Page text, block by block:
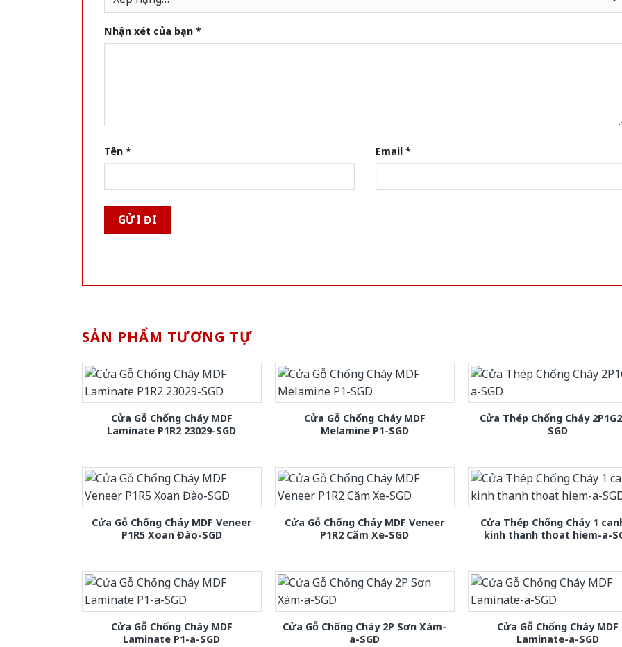
Nhận xét của bạn *
Tên * Email *
SẢN PHẨM TƯƠNG TỰ
Cửa Gỗ Chống Cháy MDF
Laminate P1R2 23029-SGD
Cửa Gỗ Chống Cháy MDF
Melamine P1-SGD
Cửa Thép Chống Cháy
SGD
Cửa Gỗ Chống Cháy MDF Veneer
P1R5 Xoan Đào-SGD
Cửa Gỗ Chống Cháy MDF Veneer
P1R2 Căm Xe-SGD
Cửa Thép Chống Cháy 1
kinh thanh thoat hiem-a-
Cửa Gỗ Chống Cháy MDF
Laminate P1-a-SGD
Cửa Gỗ Chống Cháy 2P Sơn Xám-
a-SGD
Cửa Gỗ Chống Cháy MDF
Laminate-a-SGD